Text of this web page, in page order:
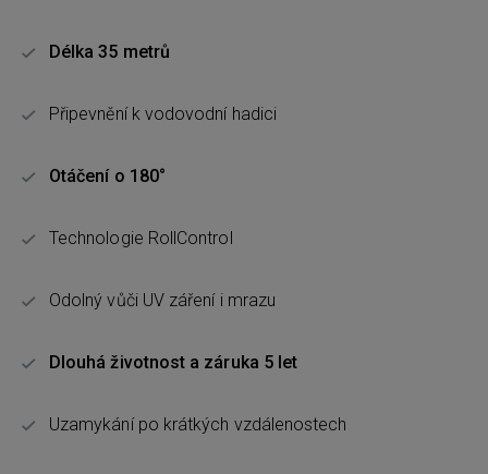
Délka 35 metrů
Připevnění k vodovodní hadici
Otáčení o 180°
Technologie RollControl
Odolný vůči UV záření i mrazu
Dlouhá životnost a záruka 5 let
Uzamykání po krátkých vzdálenostech